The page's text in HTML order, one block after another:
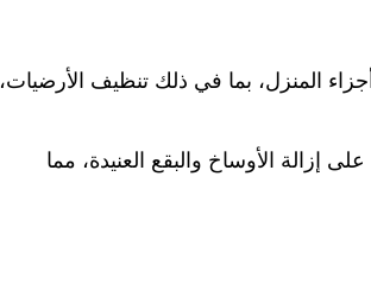
المنزل، بما في ذلك تنظيف الأرضيات،
إزالة الأوساخ والبقع العنيدة، مما